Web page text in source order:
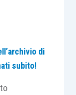
di cui
Unico della
di
subito!